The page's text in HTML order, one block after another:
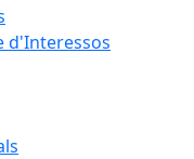
d'Interessos